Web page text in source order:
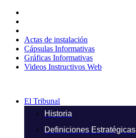
contenido
Actas de instalación
Cápsulas Informativas
Gráficas Informativas
Videos Instructivos Web
El Tribunal
Historia
Definiciones Estratégicas